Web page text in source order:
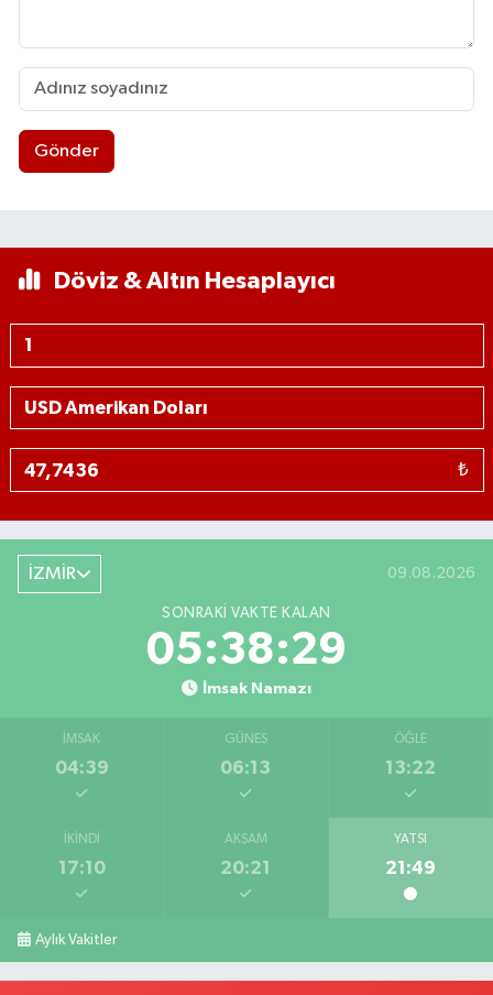
Gönder
Döviz & Altın Hesaplayıcı
₺
İZMİR 09.08.2026
SONRAKI VAKTE KALAN
05:38:28
İmsak Namazı
İMSAK
04:39
GÜNEŞ
06:13
ÖĞLE
13:22
İKINDI
17:10
AKŞAM
20:21
YATSI
21:49
Aylık Vakitler